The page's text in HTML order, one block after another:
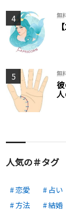
4 無
5 無
人気の＃タグ
恋愛 占い
方法
結婚